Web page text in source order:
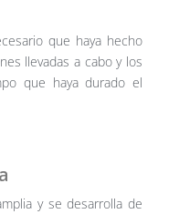
que haya hecho
llevadas a cabo y los
que haya durado el
y se desarrolla de